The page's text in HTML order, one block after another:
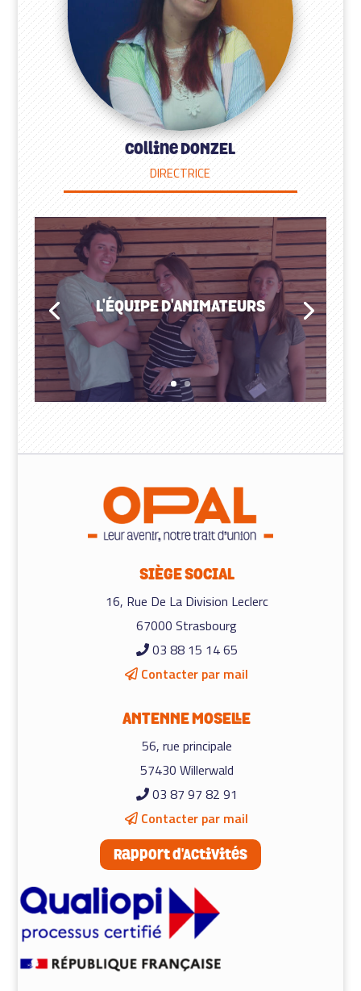
Colline DONZEL
DIRECTRICE
L'ÉQUIPE D'ANIMATEURS
SIÈGE SOCIAL
16, Rue De La Division Leclerc
67000 Strasbourg
03 88 15 14 65
Contacter par mail
ANTENNE MOSELLE
56, rue principale
57430 Willerwald
03 87 97 82 91
Contacter par mail
Rapport d'Activités